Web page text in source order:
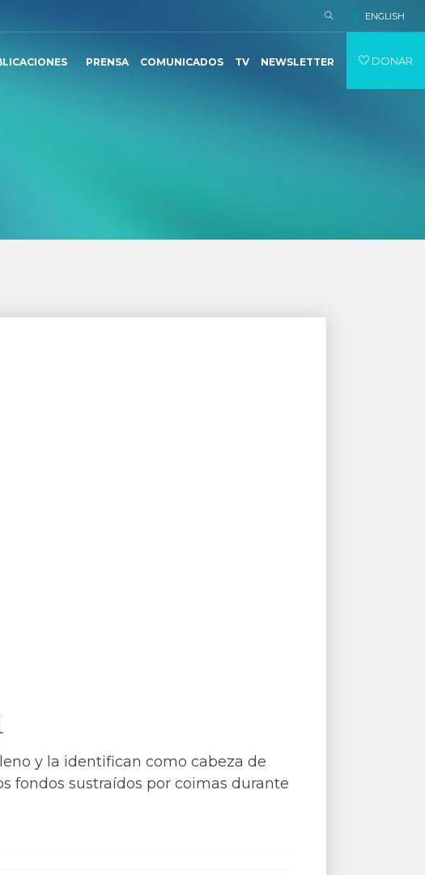
ENGLISH
PRENSA COMUNICADOS TV NEWSLETTER DONAR
y la identifican como cabeza de
fondos sustraídos por coimas durante